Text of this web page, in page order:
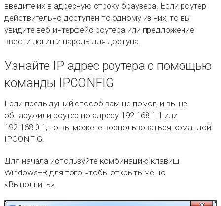
введите их в адресную строку браузера. Если роутер
действительно доступен по одному из них, то вы
увидите веб-интерфейс роутера или предложение
ввести логин и пароль для доступа.
Узнайте IP адрес роутера с помощью
команды IPCONFIG
Если предыдущий способ вам не помог, и вы не
обнаружили роутер по адресу 192.168.1.1 или
192.168.0.1, то вы можете воспользоваться командой
IPCONFIG.
Для начала используйте комбинацию клавиш
Windows+R для того чтобы открыть меню
«Выполнить».